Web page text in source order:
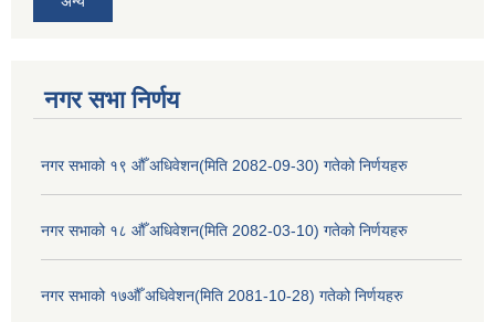
नगर सभा निर्णय
नगर सभाको १९ औँ अधिवेशन(मिति 2082-09-30) गतेको निर्णयहरु
नगर सभाको १८ औँ अधिवेशन(मिति 2082-03-10) गतेको निर्णयहरु
नगर सभाको १७औँ अधिवेशन(मिति 2081-10-28) गतेको निर्णयहरु